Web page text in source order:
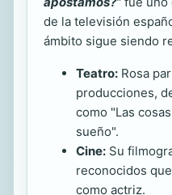
de la televisión
ámbito sigue siendo
Teatro: Rosa
producciones,
como "Las
sueño".
Cine: Su
reconocidos
como actriz.